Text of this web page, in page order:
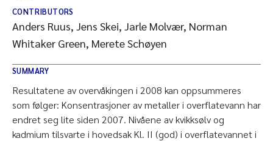
CONTRIBUTORS
Anders Ruus, Jens Skei, Jarle Molvær, Norman
Whitaker Green, Merete Schøyen
SUMMARY
Resultatene av overvåkingen i 2008 kan oppsummeres
som følger: Konsentrasjoner av metaller i overflatevann har
endret seg lite siden 2007. Nivåene av kvikksølv og
kadmium tilsvarte i hovedsak Kl. II (god) i overflatevannet i